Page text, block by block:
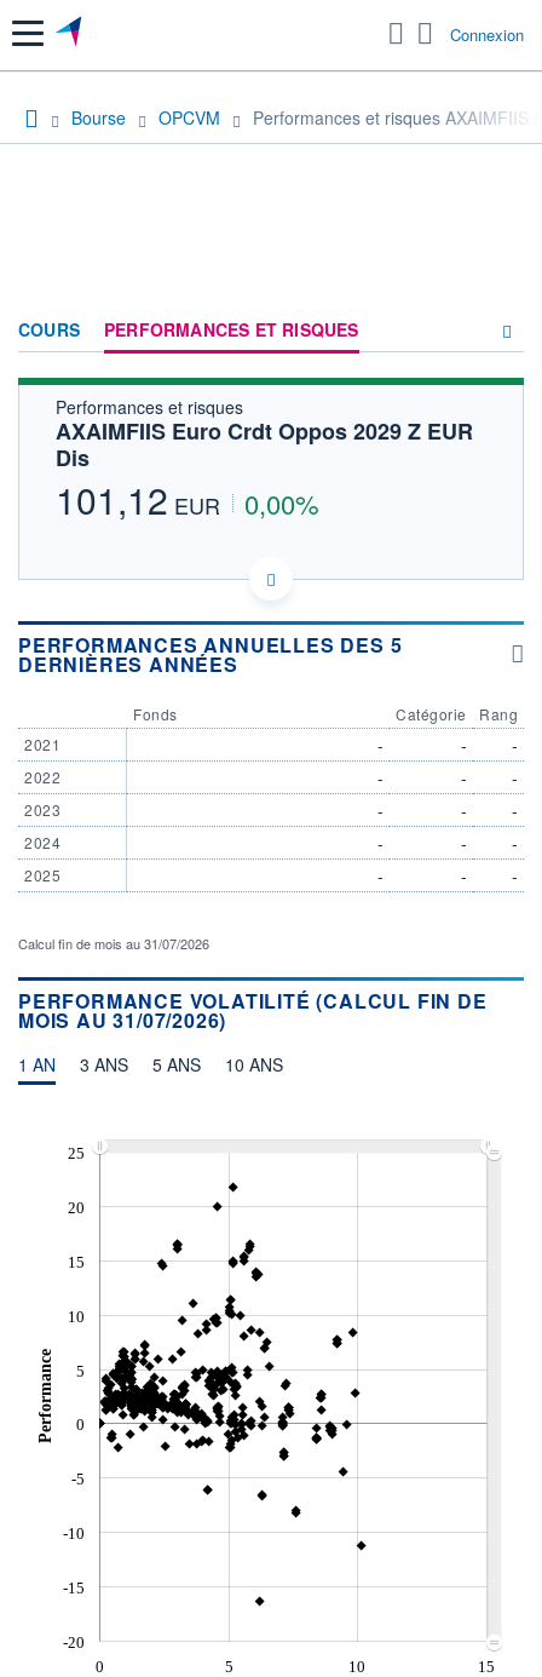
Menu Connexion
Bourse OPCVM Performances et risques AXAIMFIIS
COURS PERFORMANCES ET RISQUES
FORUM
Performances et risques
AXAIMFIIS Euro Crdt Oppos 2029 Z EUR
Dis
101,12 EUR 0,00%
LU2988638479 - BNP PARIBAS ASSET MANAGEMENT
OPCVM DERNIER COURS CONNU AU 06/08/2026
Consulter le prospectus / DIC
95
105
TARIFS PRIVILÉGIÉS 0%
ÉLIGIBILITÉ
CTO BUSINESS
ACTIF NET (EUR)
142M / 31.07.26
NOTATION MORNINGSTAR ⁽¹⁾
RISQUE DU FONDS (SRI)
+ PORTEFEUILLE
PERFORMANCES ANNUELLES DES 5
DERNIÈRES ANNÉES
2021
2022
2023
2024
2025
Fonds
-
-
-
-
-
Catégorie
-
-
-
-
-
Rang
-
-
-
-
-
Calcul fin de mois au 31/07/2026
PERFORMANCE VOLATILITÉ (CALCUL FIN DE
MOIS AU 31/07/2026)
1 AN 3 ANS 5 ANS 10 ANS
-20
-15
-10
-5
0
5
10
15
20
25
Performance
0 5 10
15